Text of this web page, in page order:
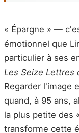
« Épargne » —
émotionnel que
particulier à ses
Les Seize Lettres
Regarder l'image
quand, à 95 ans,
la plus petite des
transforme cette